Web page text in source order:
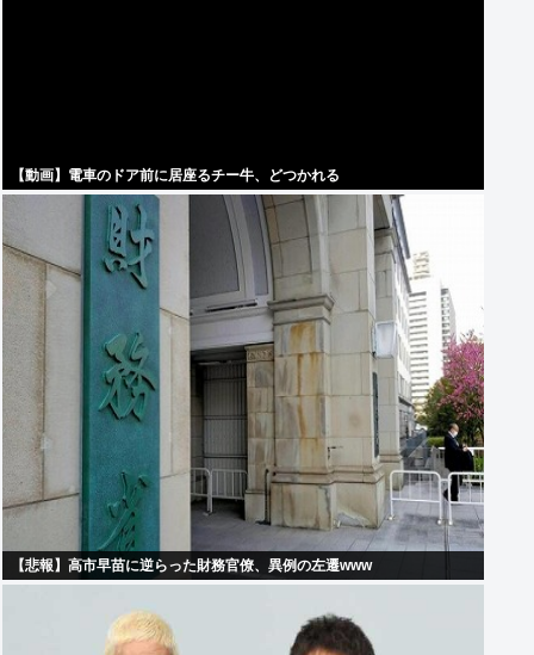
【動画】電車のドア前に居座るチー牛、どつかれる
【悲報】高市早苗に逆らった財務官僚、異例の左遷www